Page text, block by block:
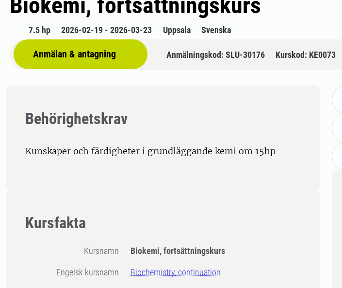
7.5 hp 2026-02-19 - 2026-03-23 Uppsala Svenska
Anmälan & antagning Anmälningskod: SLU-30176 Kurskod: KE0073
Behörighetskrav
Kunskaper och färdigheter i grundläggande kemi om 15hp
Kursfakta
Kursnamn Biokemi, fortsättningskurs
Engelsk kursnamn Biochemistry, continuation